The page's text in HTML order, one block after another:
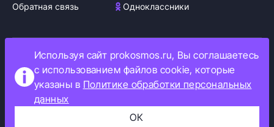
Обратная связь
Одноклассники
Политика обработки персональных данных
Как мы используем cookie
Информация об ограничениях
Используя сайт prokosmos.ru, Вы соглашаетесь
с использованием файлов cookie, которые
указаны в Политике обработки персональных
данных
ОК